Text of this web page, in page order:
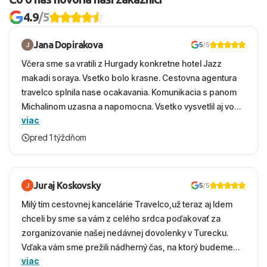
4.9/5
Jana Dopirakova 5/5
Včera sme sa vratili z Hurgady konkretne hotel Jazz
makadi soraya. Vsetko bolo krasne. Cestovna agentura
travelco splnila nase ocakavania. Komunikacia s panom
Michalinom uzasna a napomocna. Vsetko vysvetlil aj vo
vecernych hodinach zaco sa ospravedlnujem. Hotel
krasny, cisty. Sluzby top. Strava, prostredie, more,
viac
pred 1 týždňom
Juraj Koskovsky 5/5
Milý tím cestovnej kancelárie Travelco,už teraz aj Idem
chceli by sme sa vám z celého srdca poďakovať za
zorganizovanie našej nedávnej dovolenky v Turecku.
Vďaka vám sme prežili nádherný čas, na ktorý budeme
ešte dlho s úsmevom spomínať. ​Všetko prebehlo
viac